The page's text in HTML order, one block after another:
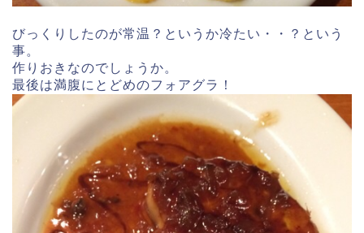
びっくりしたのが常温？というか冷たい・・？という
事。
作りおきなのでしょうか。
最後は満腹にとどめのフォアグラ！